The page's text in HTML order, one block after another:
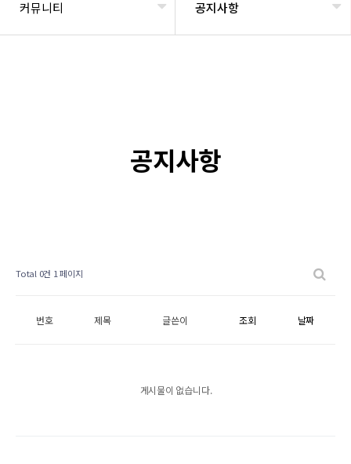
커뮤니티 공지사항
공지사항
Total 0건 1 페이지
번호 제목 글쓴이 조회 날짜
게시물이 없습니다.